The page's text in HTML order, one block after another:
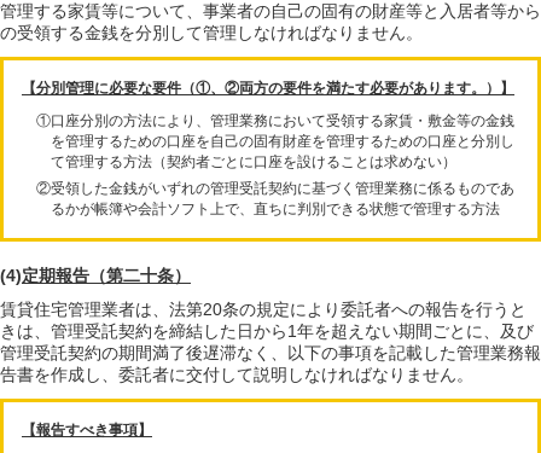
管理する家賃等について、事業者の自己の固有の財産等と入居者等から
の受領する金銭を分別して管理しなければなりません。
【分別管理に必要な要件（①、②両方の要件を満たす必要があります。）】
①口座分別の方法により、管理業務において受領する家賃・敷金等の金銭
を管理するための口座を自己の固有財産を管理するための口座と分別し
て管理する方法（契約者ごとに口座を設けることは求めない）
②受領した金銭がいずれの管理受託契約に基づく管理業務に係るものであ
るかが帳簿や会計ソフト上で、直ちに判別できる状態で管理する方法
(4)定期報告（第二十条）
賃貸住宅管理業者は、法第20条の規定により委託者への報告を行うと
きは、管理受託契約を締結した日から1年を超えない期間ごとに、及び
管理受託契約の期間満了後遅滞なく、以下の事項を記載した管理業務報
告書を作成し、委託者に交付して説明しなければなりません。
【報告すべき事項】